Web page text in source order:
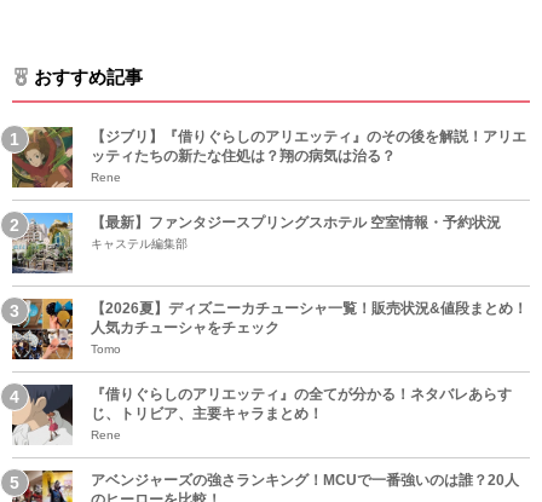
おすすめ記事
【ジブリ】『借りぐらしのアリエッティ』のその後を解説！アリエ
ッティたちの新たな住処は？翔の病気は治る？
Rene
【最新】ファンタジースプリングスホテル 空室情報・予約状況
キャステル編集部
【2026夏】ディズニーカチューシャ一覧！販売状況&値段まとめ！
人気カチューシャをチェック
Tomo
『借りぐらしのアリエッティ』の全てが分かる！ネタバレあらす
じ、トリビア、主要キャラまとめ！
Rene
アベンジャーズの強さランキング！MCUで一番強いのは誰？20人